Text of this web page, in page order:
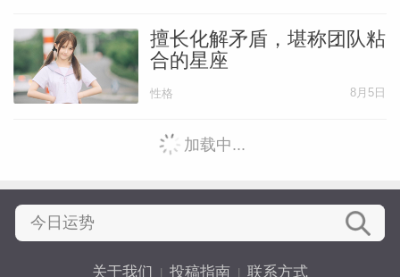
擅长化解矛盾，堪称团队粘
合的星座
性格 8月5日
加载中...
关于我们 投稿指南 联系方式